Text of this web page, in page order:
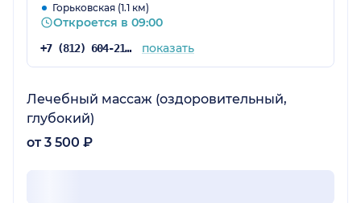
Горьковская (1.1 км)
Откроется в 09:00
+7 (812) 604-21-66 показать
Лечебный массаж (оздоровительный,
глубокий)
от 3 500 ₽